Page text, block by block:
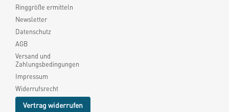
Ringgröße ermitteln
Newsletter
Datenschutz
AGB
Versand und
Zahlungsbedingungen
Impressum
Widerrufsrecht
Vertrag widerrufen